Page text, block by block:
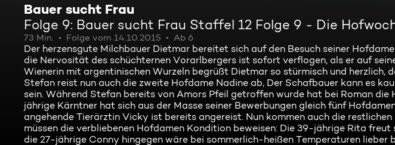
Bauer sucht Frau
Folge 9: Bauer sucht Frau Staffel 12 Folge 9 - Die
73 Min. Folge vom 14.10.2015 Ab 6
Der herzensgute Milchbauer Dietmar bereitet sich auf den Besuch seiner
die Nervosität des schüchternen Vorarlbergers ist sofort verflogen, als er auf
Wienerin mit argentinischen Wurzeln begrüßt Dietmar so stürmisch und herzlich,
Stefan reist nun auch die zweite Hofdame Nadine ab, Der Schafbauer kann es
sein. Während Stefan bereits von Amors Pfeil getroffen wurde hat bei Roman
jährige Kärntner hat sich aus der Masse seiner Bewerbungen gleich fünf
angehende Tierärztin Vicky ist bereits angereist. Nun kommen auch die
müssen die verbliebenen Hofdamen Kondition beweisen: Die 39-jährige Rita
die 27-jährige Conny hingegen wäre bei sommerlich-heißen Temperaturen lieber